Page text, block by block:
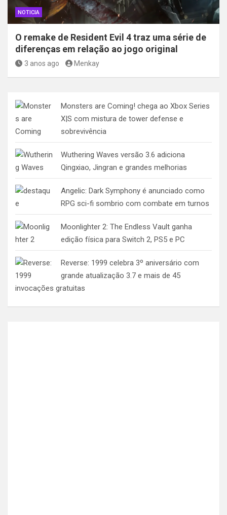
NOTICIA
O remake de Resident Evil 4 traz uma série de
diferenças em relação ao jogo original
3 anos ago Menkay
Monsters are Coming! chega ao Xbox Series
X|S com mistura de tower defense e
sobrevivência
Wuthering Waves versão 3.6 adiciona
Qingxiao, Jingran e grandes melhorias
Angelic: Dark Symphony é anunciado como
RPG sci-fi sombrio com combate em turnos
Moonlighter 2: The Endless Vault ganha
edição física para Switch 2, PS5 e PC
Reverse: 1999 celebra 3º aniversário com
grande atualização 3.7 e mais de 45
invocações gratuitas